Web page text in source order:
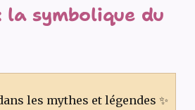
la symbolique du
les mythes et légendes ✨